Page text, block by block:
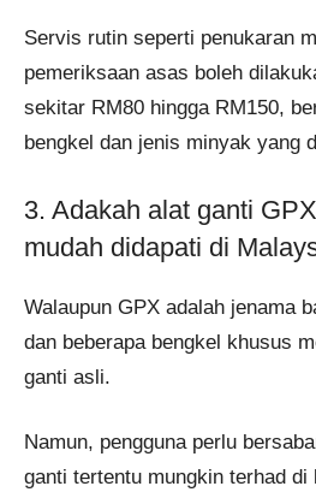
Servis rutin seperti penukaran
pemeriksaan asas boleh
sekitar RM80 hingga RM150,
bengkel dan jenis minyak yang
3. Adakah alat ganti
mudah didapati di
Walaupun GPX adalah jenama
dan beberapa bengkel khusus
ganti asli.
Namun, pengguna perlu
ganti tertentu mungkin terhad di